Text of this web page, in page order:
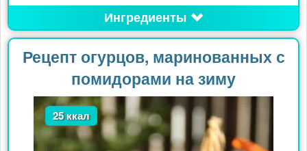
Ингредиенты
Рецепт огурцов, маринованных с
помидорами на зиму
25 ккал